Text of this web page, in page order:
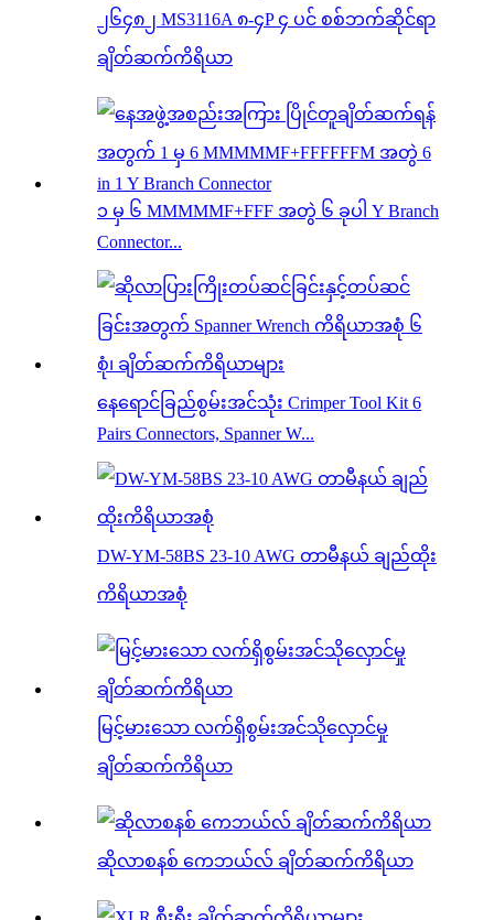
၂၆၄၈၂ MS3116A ၈-၄P ၄ ပင် စစ်ဘက်ဆိုင်ရာ
ချိတ်ဆက်ကိရိယာ
၁ မှ ၆ MMMMMF+FFF အတွဲ ၆ ခုပါ Y Branch
Connector...
နေရောင်ခြည်စွမ်းအင်သုံး Crimper Tool Kit 6
Pairs Connectors, Spanner W...
DW-YM-58BS 23-10 AWG တာမီနယ် ချည်ထိုး
ကိရိယာအစုံ
မြင့်မားသော လက်ရှိစွမ်းအင်သိုလှောင်မှု
ချိတ်ဆက်ကိရိယာ
ဆိုလာစနစ် ကေဘယ်လ် ချိတ်ဆက်ကိရိယာ